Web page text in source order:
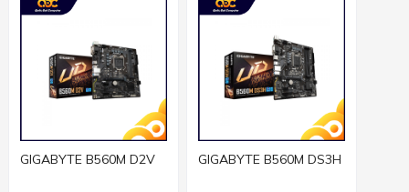
GIGABYTE B560M D2V GIGABYTE B560M DS3H